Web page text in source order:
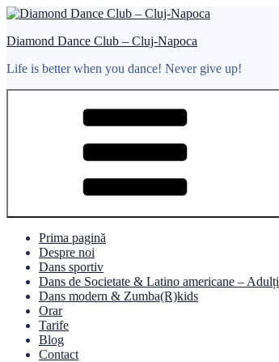
Sari
conținut
Diamond Dance Club – Cluj-Napoca
Life is better when you dance! Never give up!
Prima pagină
Despre noi
Dans sportiv
Dans de Societate & Latino americane – Adulți
Dans modern & Zumba(R)kids
Orar
Tarife
Blog
Contact